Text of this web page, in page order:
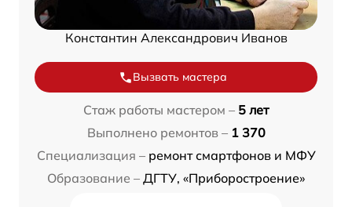
Константин Александрович Иванов
Вызвать мастера
Стаж работы мастером – 5 лет
Выполнено ремонтов – 1 370
Специализация – ремонт смартфонов и МФУ
Образование – ДГТУ, «Приборостроение»